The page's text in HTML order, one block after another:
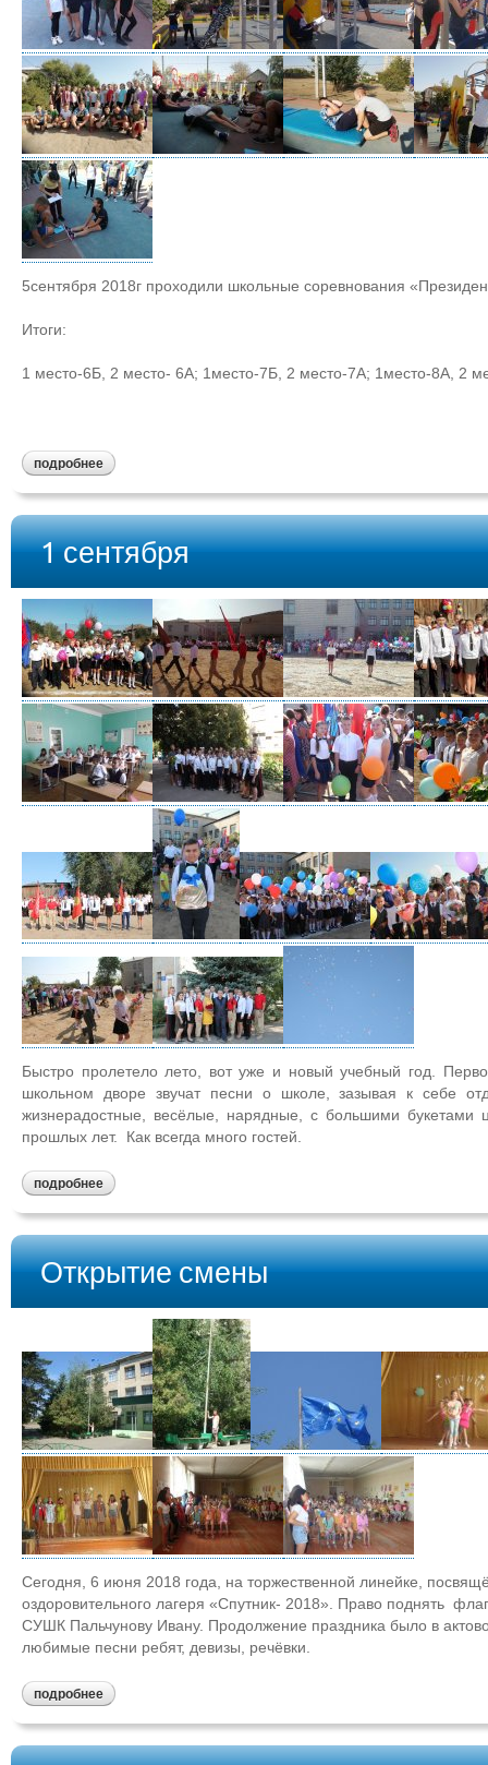
5сентября 2018г проходили школьные соревнования
Итоги:
1 место-6Б, 2 место- 6А; 1место-7Б, 2 место-7А; 1место-8А, 2
подробнее
1 сентября
Быстро пролетело лето, вот уже и новый учебный год.
школьном дворе звучат песни о школе, зазывая к себе
жизнерадостные, весёлые, нарядные, с большими букетами
прошлых лет. Как всегда много гостей.
подробнее
Открытие смены
Сегодня, 6 июня 2018 года, на торжественной линейке,
оздоровительного лагеря «Спутник- 2018». Право поднять
СУШК Пальчунову Ивану. Продолжение праздника было в
любимые песни ребят, девизы, речёвки.
подробнее